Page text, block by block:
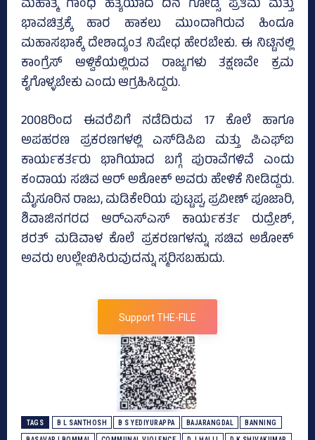
ಮಹಾತ್ಮ ಗಾಂಧಿ ಹತ್ಯೆಯಾದ ದಿನ ಗೋಡ್ಸೆ ಪ್ರತಿಮೆ ಮತ್ತು
ಭಾವಚಿತ್ರಕ್ಕೆ ಹಾರ ಹಾಕಲು ಮುಂದಾಗಿರುವ ಹಿಂದೂ
ಮಹಾಸಭಾಕ್ಕೆ ದೇಶಾದ್ಯಂತ ನಿಷೇಧ ಹೇರಬೇಕು. ಈ ನಿಟ್ಟಿನಲ್ಲಿ
ಕಾಂಗ್ರೆಸ್ ಆಳ್ವಿಕೆಯಲ್ಲಿರುವ ರಾಜ್ಯಗಳು ತಕ್ಷಣವೇ ಕ್ರಮ
ಕೈಗೊಳ್ಳಬೇಕು ಎಂದು ಆಗ್ರಹಿಸಿದ್ದರು.
2008ರಿಂದ ಈವರೆವಿಗೆ ನಡೆದಿರುವ 17 ಕೊಲೆ ಹಾಗೂ
ಅಪಹರಣ ಪ್ರಕರಣಗಳಲ್ಲಿ ಎಸ್‌ಡಿಪಿಐ ಮತ್ತು ಪಿಎಫ್‌ಐ
ಕಾರ್ಯಕರ್ತರು ಭಾಗಿಯಾದ ಬಗ್ಗೆ ಪುರಾವೆಗಳಿವೆ ಎಂದು
ಕಂದಾಯ ಸಚಿವ ಆರ್‌ ಅಶೋಕ್‌ ಅವರು ಹೇಳಿಕೆ ನೀಡಿದ್ದರು.
ಮೈಸೂರಿನ ರಾಜು, ಮಡಿಕೇರಿಯ ಪುಟ್ಟಪ್ಪ, ಪ್ರವೀಣ್‌ ಪೂಜಾರಿ,
ಶಿವಾಜಿನಗರದ ಆರ್‌ಎಸ್‌ಎಸ್‌ ಕಾರ್ಯಕರ್ತ ರುದ್ರೇಶ್‌,
ಶರತ್‌ ಮಡಿವಾಳ ಕೊಲೆ ಪ್ರಕರಣಗಳನ್ನು ಸಚಿವ ಅಶೋಕ್‌
ಅವರು ಉಲ್ಲೇಖಿಸಿರುವುದನ್ನು ಸ್ಮರಿಸಬಹುದು.
Support THE-FILE
TAGS B L SANTHOSH B S YEDIYURAPPA BAJARANGDAL BANNING